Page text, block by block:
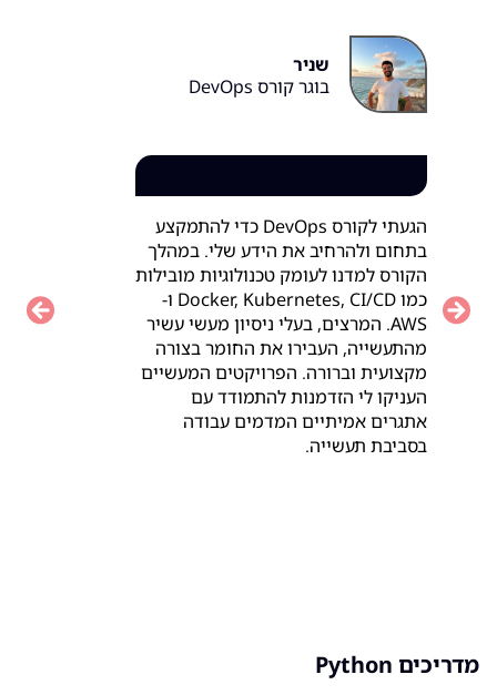
שניר
בוגר קורס DevOps
הגעתי לקורס DevOps כדי להתמקצע
בתחום ולהרחיב את הידע שלי. במהלך
הקורס למדנו לעומק טכנולוגיות מובילות
כמו Docker, Kubernetes, CI/CD ו-
AWS. המרצים, בעלי ניסיון מעשי עשיר
מהתעשייה, העבירו את החומר בצורה
מקצועית וברורה. הפרויקטים המעשיים
העניקו לי הזדמנות להתמודד עם
אתגרים אמיתיים המדמים עבודה
בסביבת תעשייה.
Next
מדריכים Python